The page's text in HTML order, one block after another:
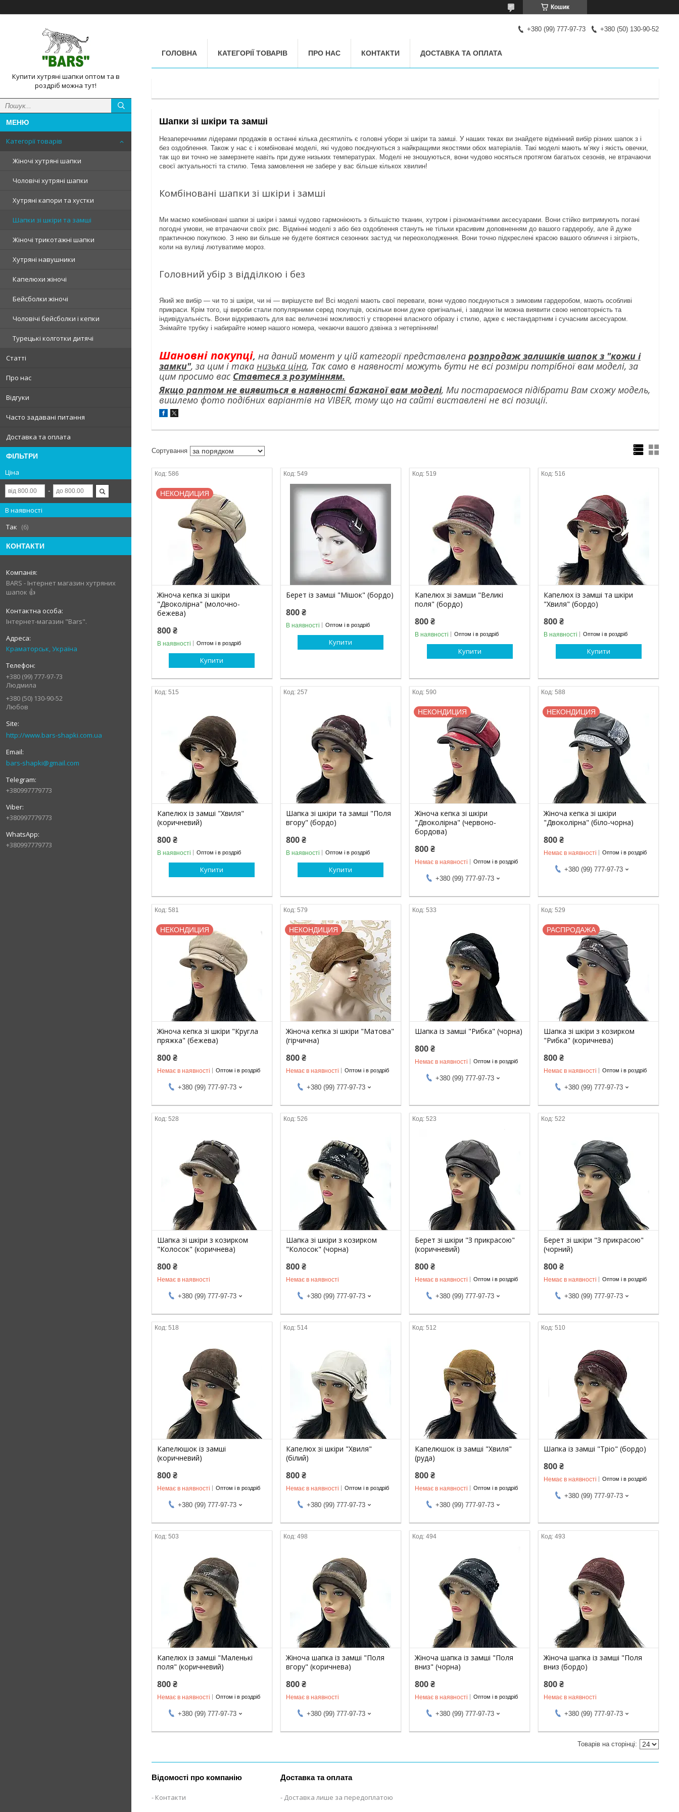
Кошик
Купити хутряні шапки оптом та в
роздріб можна тут!
Категорії товарів
Жіночі хутряні шапки
Чоловічі хутряні шапки
Хутряні капори та хустки
Шапки зі шкіри та замші
Жіночі трикотажні шапки
Хутряні навушники
Капелюхи жіночі
Бейсболки жіночі
Чоловічі бейсболки і кепки
Турецькі колготки дитячі
Статті
Про нас
Відгуки
Часто задавані питання
Доставка та оплата
ФІЛЬТРИ
Ціна
В наявності
Так
6
КОНТАКТИ
BARS - Інтернет магазин хутряних
шапок 👍
Інтернет-магазин "Bars".
Краматорськ, Україна
+380 (99) 777-97-73
Людмила
+380 (50) 130-90-52
Любов
http://www.bars-shapki.com.ua
bars-shapki@gmail.com
+380997779773
+380997779773
+380997779773
+380 (99) 777-97-73 +380 (50) 130-90-52
ГОЛОВНА КАТЕГОРІЇ ТОВАРІВ ПРО НАС КОНТАКТИ ДОСТАВКА ТА ОПЛАТА
Шапки зі шкіри та замші
Незаперечними лідерами продажів в останні кілька десятиліть є головні убори зі шкіри та замші. У наших теках ви знайдете відмінний вибір різних шапок з і
без оздоблення. Також у нас є і комбіновані моделі, які чудово поєднуються з найкращими якостями обох матеріалів. Такі моделі мають м’яку і якість овечки,
так що ви точно не замерзнете навіть при дуже низьких температурах. Моделі не зношуються, вони чудово носяться протягом багатьох сезонів, не втрачаючи
своєї актуальності та стилю. Тема замовлення не забере у вас більше кількох хвилин!
Комбіновані шапки зі шкіри і замші
Ми маємо комбіновані шапки зі шкіри і замші чудово гармоніюють з більшістю тканин, хутром і різноманітними аксесуарами. Вони стійко витримують погані
погодні умови, не втрачаючи своїх рис. Відмінні моделі з або без оздоблення стануть не тільки красивим доповненням до вашого гардеробу, але й дуже
практичною покупкою. З нею ви більше не будете боятися сезонних застуд чи переохолодження. Вони точно підкреслені красою вашого обличчя і зігріють,
коли на вулиці лютуватиме мороз.
Головний убір з відділкою і без
Який же вибір — чи то зі шкіри, чи ні — вирішуєте ви! Всі моделі мають свої переваги, вони чудово поєднуються з зимовим гардеробом, мають особливі
прикраси. Крім того, ці вироби стали популярними серед покупців, оскільки вони дуже оригінальні, і завдяки їм можна виявити свою неповторність та
індивідуальність. Вони відкривають для вас величезні можливості у створенні власного образу і стилю, адже є нестандартним і сучасним аксесуаром.
Знімайте трубку і набирайте номер нашого номера, чекаючи вашого дзвінка з нетерпінням!
Шановні покупці, на даний момент у цій категорії представлена розпродаж залишків шапок з "кожи і
замки", за цим і така низька ціна, Так само в наявності можуть бути не всі розміри потрібної вам моделі, за
цим просимо вас Ставтеся з розумінням.
Якщо раптом не виявиться в наявності бажаної вам моделі, Ми постараємося підібрати Вам схожу модель,
вишлемо фото подібних варіантів на VIBER, тому що на сайті виставлені не всі позиції.
586
НЕКОНДИЦИЯ
Жіноча кепка зі шкіри
"Двоколірна" (молочно-
бежева)
800 ₴
В наявності Оптом і в роздріб
Купити
549
Берет із замші "Мішок" (бордо)
800 ₴
В наявності Оптом і в роздріб
Купити
519
Капелюх зі замши "Великі
поля" (бордо)
800 ₴
В наявності Оптом і в роздріб
Купити
516
Капелюх із замші та шкіри
"Хвиля" (бордо)
800 ₴
В наявності Оптом і в роздріб
Купити
515
Капелюх із замші "Хвиля"
(коричневий)
800 ₴
В наявності Оптом і в роздріб
Купити
257
Шапка зі шкіри та замші "Поля
вгору" (бордо)
800 ₴
В наявності Оптом і в роздріб
Купити
590
НЕКОНДИЦИЯ
Жіноча кепка зі шкіри
"Двоколірна" (червоно-
бордова)
800 ₴
Немає в наявності Оптом і в роздріб
+380 (99) 777-97-73
588
НЕКОНДИЦИЯ
Жіноча кепка зі шкіри
"Двоколірна" (біло-чорна)
800 ₴
Немає в наявності Оптом і в роздріб
+380 (99) 777-97-73
581
НЕКОНДИЦИЯ
Жіноча кепка зі шкіри "Кругла
пряжка" (бежева)
800 ₴
Немає в наявності Оптом і в роздріб
+380 (99) 777-97-73
579
НЕКОНДИЦИЯ
Жіноча кепка зі шкіри "Матова"
(гірчична)
800 ₴
Немає в наявності Оптом і в роздріб
+380 (99) 777-97-73
533
Шапка із замші "Рибка" (чорна)
800 ₴
Немає в наявності Оптом і в роздріб
+380 (99) 777-97-73
529
РАСПРОДАЖА
Шапка зі шкіри з козирком
"Рибка" (коричнева)
800 ₴
Немає в наявності Оптом і в роздріб
+380 (99) 777-97-73
528
Шапка зі шкіри з козирком
"Колосок" (коричнева)
800 ₴
Немає в наявності
+380 (99) 777-97-73
526
Шапка зі шкіри з козирком
"Колосок" (чорна)
800 ₴
Немає в наявності
+380 (99) 777-97-73
523
Берет зі шкіри "З прикрасою"
(коричневий)
800 ₴
Немає в наявності Оптом і в роздріб
+380 (99) 777-97-73
522
Берет зі шкіри "З прикрасою"
(чорний)
800 ₴
Немає в наявності Оптом і в роздріб
+380 (99) 777-97-73
518
Капелюшок із замші
(коричневий)
800 ₴
Немає в наявності Оптом і в роздріб
+380 (99) 777-97-73
514
Капелюх зі шкіри "Хвиля"
(білий)
800 ₴
Немає в наявності Оптом і в роздріб
+380 (99) 777-97-73
512
Капелюшок із замші "Хвиля"
(руда)
800 ₴
Немає в наявності Оптом і в роздріб
+380 (99) 777-97-73
510
Шапка із замші "Тріо" (бордо)
800 ₴
Немає в наявності Оптом і в роздріб
+380 (99) 777-97-73
503
Капелюх із замші "Маленькі
поля" (коричневий)
800 ₴
Немає в наявності Оптом і в роздріб
+380 (99) 777-97-73
498
Жіноча шапка із замші "Поля
вгору" (коричнева)
800 ₴
Немає в наявності
+380 (99) 777-97-73
494
Жіноча шапка із замші "Поля
вниз" (чорна)
800 ₴
Немає в наявності Оптом і в роздріб
+380 (99) 777-97-73
493
Жіноча шапка із замші "Поля
вниз (бордо)
800 ₴
Немає в наявності
+380 (99) 777-97-73
Відомості про компанію
Контакти
Доставка та оплата
Доставка лише за передоплатою